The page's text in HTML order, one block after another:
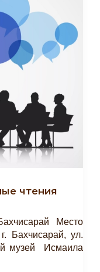
чтения
Место
Бахчисарай, ул.
музей Исмаила